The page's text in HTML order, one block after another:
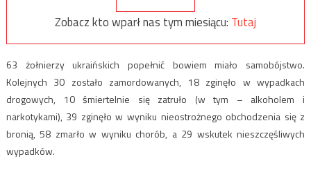
Zobacz kto wparł nas tym miesiącu: Tutaj
63 żołnierzy ukraińskich popełnić bowiem miało samobójstwo.
Kolejnych 30 zostało zamordowanych, 18 zginęło w wypadkach
drogowych, 10 śmiertelnie się zatruło (w tym – alkoholem i
narkotykami), 39 zginęło w wyniku nieostrożnego obchodzenia się z
bronią, 58 zmarło w wyniku chorób, a 29 wskutek nieszczęśliwych
wypadków.